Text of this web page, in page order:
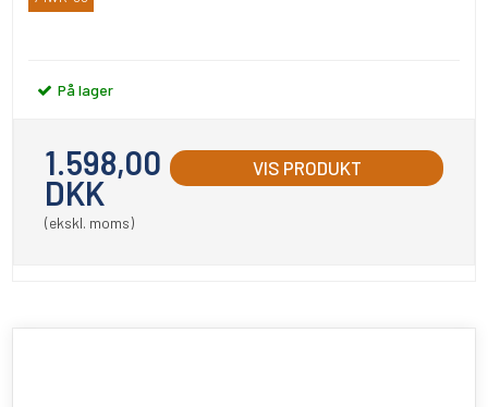
Bahco
På lager
1.598,00
DKK
(ekskl. moms)
VIS PRODUKT